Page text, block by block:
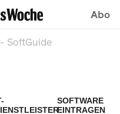
Abo
SoftGuide
SOFTWARE
EINTRAGEN